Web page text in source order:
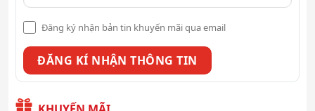
Đăng ký nhận bản tin khuyến mãi qua email